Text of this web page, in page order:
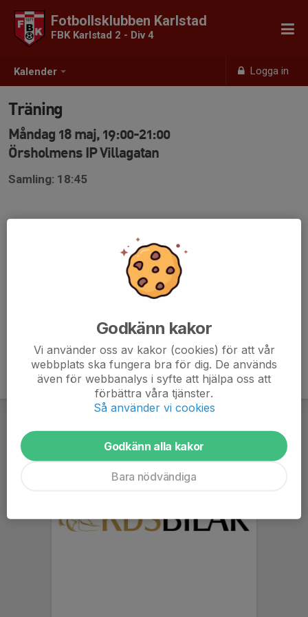
Kalender Logga in
Fotbollsklubben Karlstad
FBK Karlstad 2 - Div 4
Träning
Måndag 18 maj, 19:00-21:00
Örsholmens IP Villagatan
Samling: 18:45
Godkänn kakor
Vi använder oss av kakor (cookies) för att vår
webbplats ska fungera bra för dig. De används
även för webbanalys i syfte att hjälpa oss att
förbättra våra tjänster.
Så använder vi cookies
Godkänn alla kakor
Bara nödvändiga